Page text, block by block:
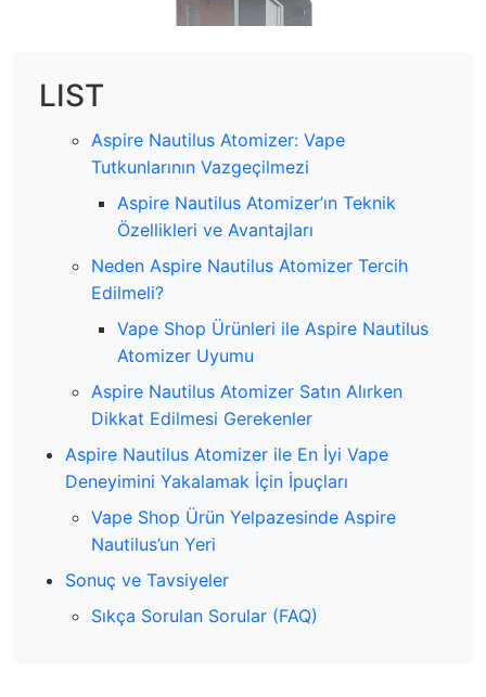
LIST
Aspire Nautilus Atomizer: Vape
Tutkunlarının Vazgeçilmezi
Aspire Nautilus Atomizer’ın Teknik
Özellikleri ve Avantajları
Neden Aspire Nautilus Atomizer Tercih
Edilmeli?
Vape Shop Ürünleri ile Aspire Nautilus
Atomizer Uyumu
Aspire Nautilus Atomizer Satın Alırken
Dikkat Edilmesi Gerekenler
Aspire Nautilus Atomizer ile En İyi Vape
Deneyimini Yakalamak İçin İpuçları
Vape Shop Ürün Yelpazesinde Aspire
Nautilus’un Yeri
Sonuç ve Tavsiyeler
Sıkça Sorulan Sorular (FAQ)